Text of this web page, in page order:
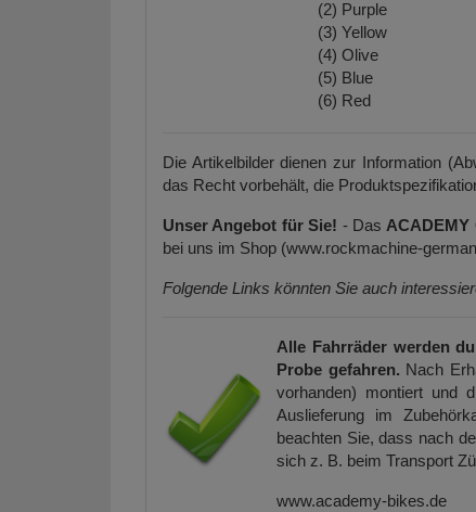
(2) Purple
(3) Yellow
(4) Olive
(5) Blue
(6) Red
Die Artikelbilder dienen zur Information
das Recht vorbehält, die
Unser Angebot für Sie! - Das ACADEMY
bei uns im Shop (www.rockmachine-
Folgende Links könnten Sie auch
Alle Fahrräder werden
Probe gefahren. Nach
vorhanden) montiert und
Auslieferung im
beachten Sie, dass nach
sich z. B. beim Transport
www.academy-bikes.de